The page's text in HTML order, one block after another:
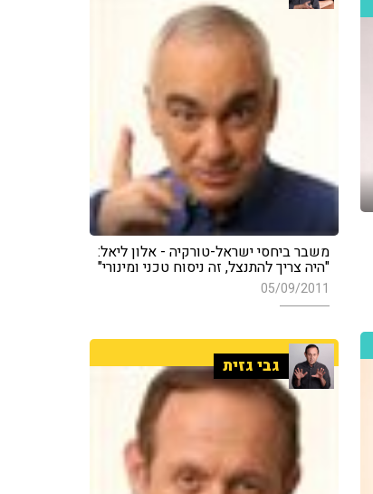
משבר ביחסי ישראל-טורקיה - אלון ליאל:
"היה צריך להתנצל, זה ניסוח טכני ומינורי"
05/09/2011
גבי גזית